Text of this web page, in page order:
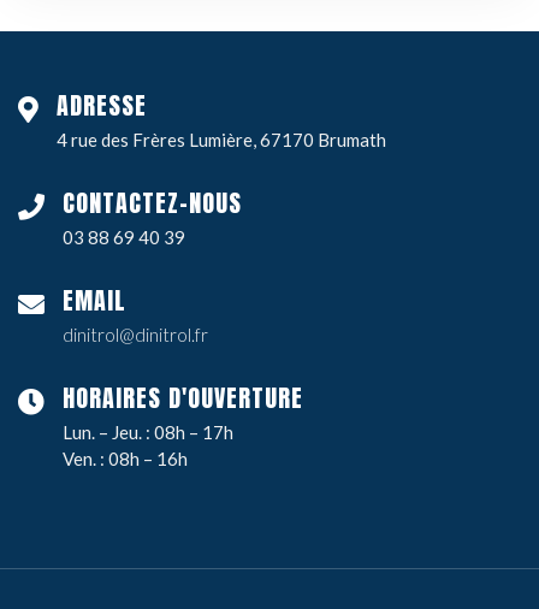
ADRESSE
4 rue des Frères Lumière, 67170 Brumath
CONTACTEZ-NOUS
03 88 69 40 39
EMAIL
dinitrol@dinitrol.fr
HORAIRES D'OUVERTURE
Lun. – Jeu. : 08h – 17h
Ven. : 08h – 16h